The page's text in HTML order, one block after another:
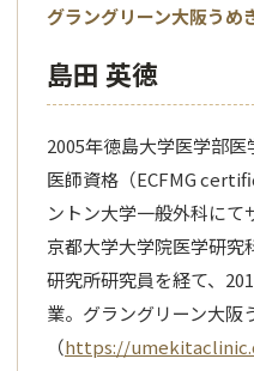
グラングリーン大阪うめ
島田 英徳
2005年徳島大学医学部
医師資格（ECFMG
ントン大学一般外科にて
京都大学大学院医学研
研究所研究員を経て、
業。グラングリーン大阪
（https://